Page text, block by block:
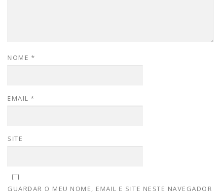
NOME *
EMAIL *
SITE
GUARDAR O MEU NOME, EMAIL E SITE NESTE NAVEGADOR